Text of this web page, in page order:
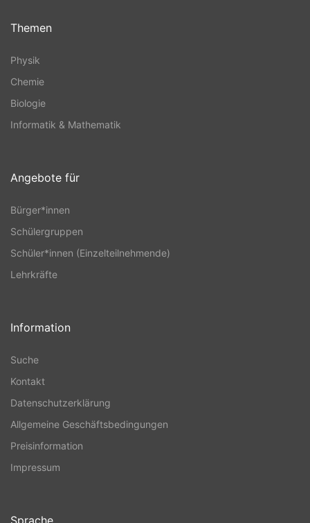
Themen
Physik
Chemie
Biologie
Informatik & Mathematik
Angebote für
Bürger*innen
Schülergruppen
Schüler*innen (Einzelteilnehmende)
Lehrkräfte
Information
Suche
Kontakt
Datenschutzerklärung
Allgemeine Geschäftsbedingungen
Preisinformation
Impressum
Sprache